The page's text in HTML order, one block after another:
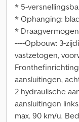
* 5-
* Ophanging:
*
----Opbouw: 3-
vastzetogen,
aansluitingen,
2 hydraulische
aansluitingen
max. 90 km/u.